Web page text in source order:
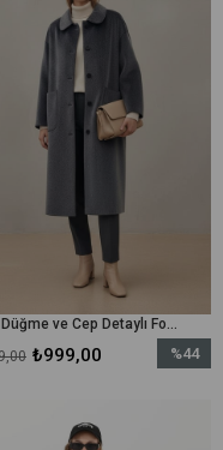
₺999,00
%44